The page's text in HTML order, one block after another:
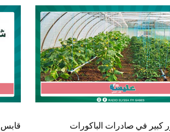
قابس
كبير في صادرات الباكورات